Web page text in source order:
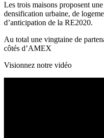
Les trois maisons proposent
densification urbaine, de
d’anticipation de la RE2020.
Au total une vingtaine de
côtés d’AMEX
Visionnez notre vidéo